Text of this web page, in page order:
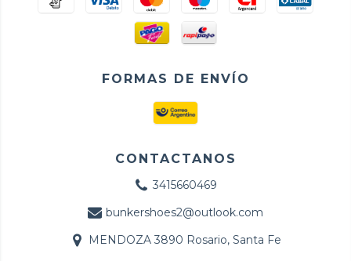
FORMAS DE ENVÍO
CONTACTANOS
3415660469
bunkershoes2@outlook.com
MENDOZA 3890 Rosario, Santa Fe